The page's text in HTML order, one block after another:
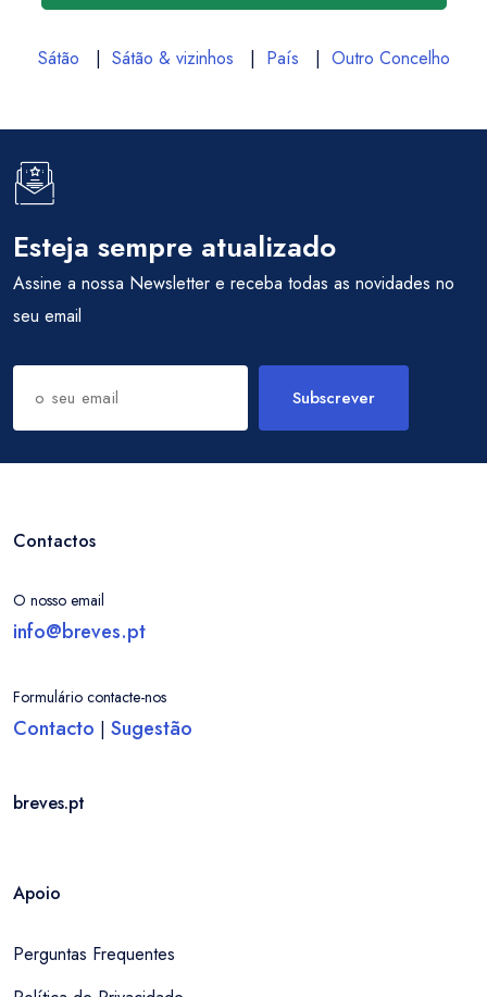
Sátão | Sátão & vizinhos | País | Outro Concelho
Esteja sempre atualizado
Assine a nossa Newsletter e receba todas as novidades no
seu email
Subscrever
Contactos
O nosso email
info@breves.pt
Formulário contacte-nos
Contacto | Sugestão
breves.pt
Apoio
Perguntas Frequentes